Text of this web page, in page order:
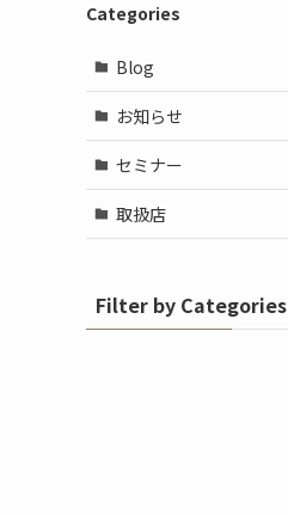
Categories
Blog
お知らせ
セミナー
取扱店
Filter by Categories